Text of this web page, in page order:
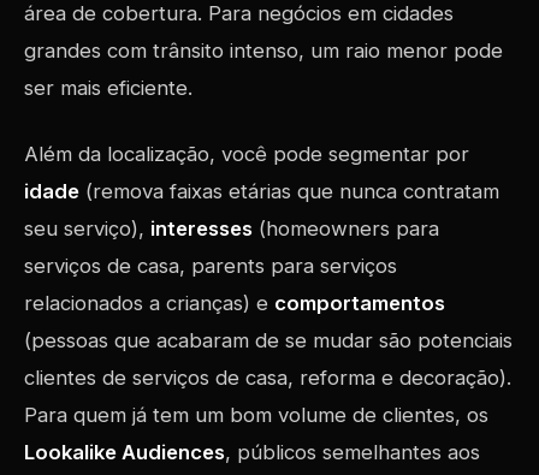
área de cobertura. Para negócios em cidades
grandes com trânsito intenso, um raio menor pode
ser mais eficiente.
Além da localização, você pode segmentar por
idade (remova faixas etárias que nunca contratam
seu serviço), interesses (homeowners para
serviços de casa, parents para serviços
relacionados a crianças) e comportamentos
(pessoas que acabaram de se mudar são potenciais
clientes de serviços de casa, reforma e decoração).
Para quem já tem um bom volume de clientes, os
Lookalike Audiences, públicos semelhantes aos